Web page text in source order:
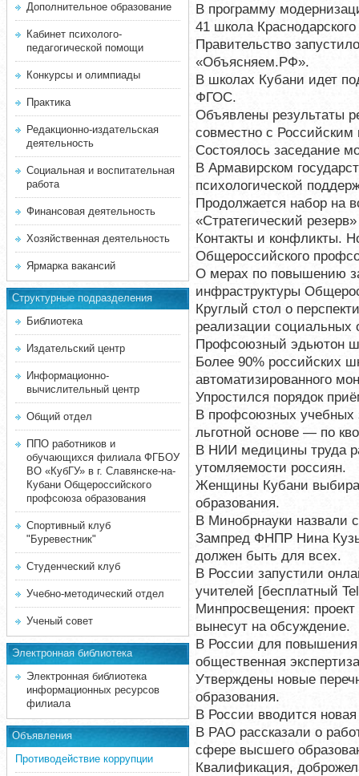
Дополнительное образование
Кабинет психолого-
педагогической помощи
Конкурсы и олимпиады
Практика
Редакционно-издательская
деятельность
Социальная и воспитательная
работа
Финансовая деятельность
Хозяйственная деятельность
Ярмарка вакансий
Структурные подразделения
Библиотека
Издательский центр
Информационно-
вычислительный центр
Общий отдел
ППО работников и
обучающихся филиала ФГБОУ
ВО «КубГУ» в г. Славянске-на-
Кубани Общероссийского
профсоюза образования
Спортивный клуб
"Буревестник"
Студенческий клуб
Учебно-методический отдел
Ученый совет
Электронная библиотека
Электронная библиотека
информационных ресурсов
филиала
Объявления
Противодействие коррупции
В программу
41 школа Краснодарского
Правительство
«Объясняем.РФ».
В школах Кубани идет
ФГОС.
Объявлены результаты
совместно с
Состоялось заседание
В Армавирском
психологической
Продолжается набор на
«Стратегический
Контакты и конфликты.
Общероссийского
О мерах по повышению
инфраструктуры
Круглый стол о
реализации социальных
Профсоюзный эдьютон
Более 90% российских
автоматизированного
Упростился порядок
В профсоюзных учебных
льготной основе — по
В НИИ медицины труда
утомляемости россиян.
Женщины Кубани
образования.
В Минобрнауки назвали
Зампред ФНПР Нина
должен быть для всех.
В России запустили
учителей [бесплатный
Минпросвещения: проект
вынесут на обсуждение.
В России для повышения
общественная
Утверждены новые
образования.
В России вводится
В РАО рассказали о
сфере высшего
Квалификация,